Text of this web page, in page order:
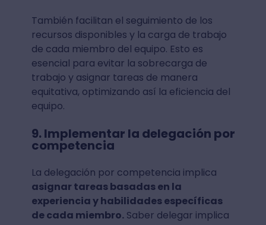
También facilitan el seguimiento de los
recursos disponibles y la carga de trabajo
de cada miembro del equipo. Esto es
esencial para evitar la sobrecarga de
trabajo y asignar tareas de manera
equitativa, optimizando así la eficiencia del
equipo.
9. Implementar la delegación por
competencia
La delegación por competencia implica
asignar tareas basadas en la
experiencia y habilidades específicas
de cada miembro.Saber delegar implica